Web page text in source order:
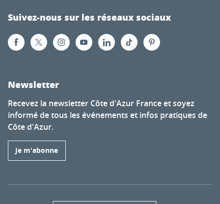
Suivez-nous sur les réseaux sociaux
Newsletter
Recevez la newsletter Côte d'Azur France et soyez
informé de tous les événements et infos pratiques de
Côte d'Azur.
Je m'abonne